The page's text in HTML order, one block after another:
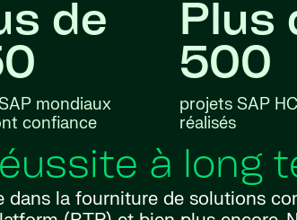
de
mondiaux
confiance
Plus
500
projets SAP
réalisés
à long
la fourniture de solutions